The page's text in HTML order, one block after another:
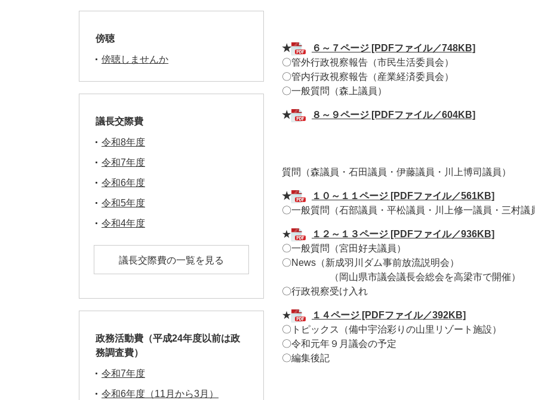
★
６～７ページ [PDFファイル／748KB]
〇管外行政視察報告（市民生活委員会）
〇管内行政視察報告（産業経済委員会）
〇一般質問（森上議員）
★ ８～９ページ [PDFファイル／604KB]
質問（森議員・石田議員・伊藤議員・川上博司議員）
★
１０～１１ページ [PDFファイル／561KB]
〇一般質問（石部議員・平松議員・川上修一議員・三村議
★
１２～１３ページ [PDFファイル／936KB]
〇一般質問（宮田好夫議員）
〇News（新成羽川ダム事前放流説明会）
（岡山県市議会議長会総会を高梁市で開催）
〇行政視察受け入れ
★
１４ページ [PDFファイル／392KB]
〇トピックス（備中宇治彩りの山里リゾート施設）
〇令和元年９月議会の予定
〇編集後記
傍聴
傍聴しませんか
議長交際費
令和8年度
令和7年度
令和6年度
令和5年度
令和4年度
議長交際費の一覧を見る
政務活動費（平成24年度以前は政
務調査費）
令和7年度
令和6年度（11月から3月）